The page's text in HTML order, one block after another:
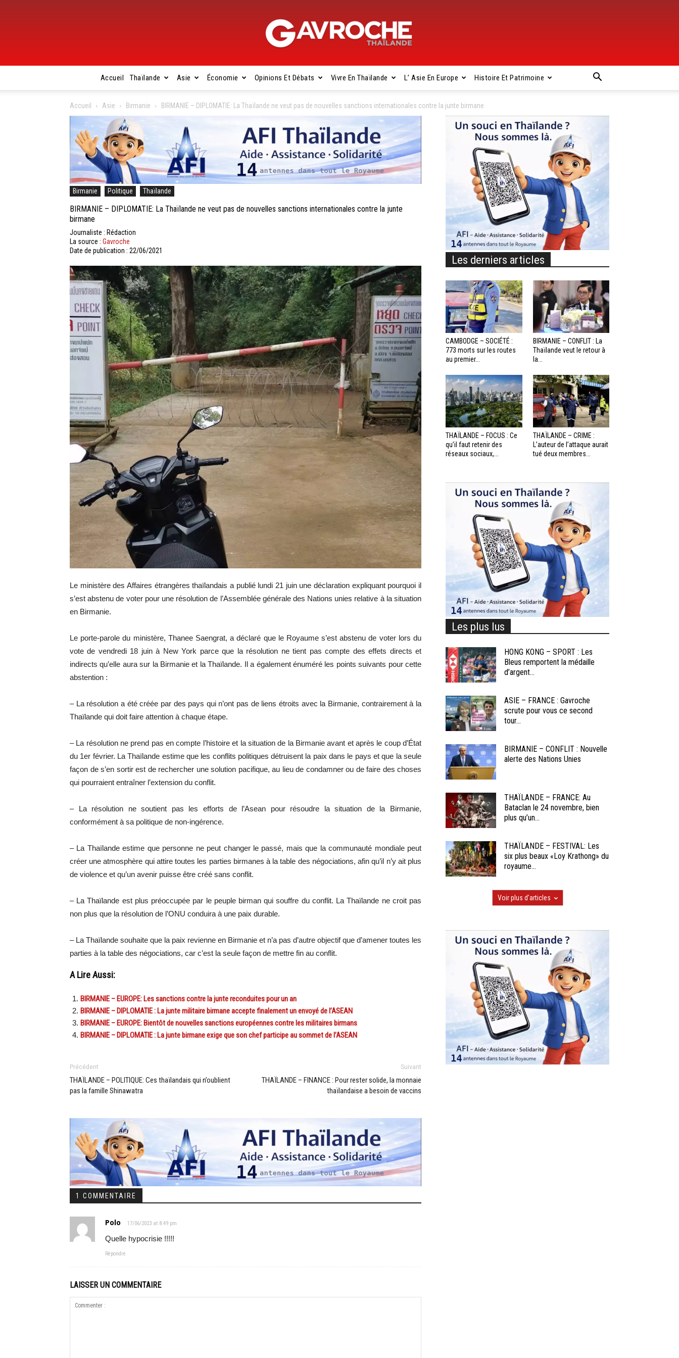
Gavroche
Thaïlande
Accueil Thaïlande Asie Économie Opinions Et Débats Vivre En Thaïlande L’ Asie En Europe Histoire Et Patrimoine
Accueil Asie Birmanie BIRMANIE – DIPLOMATIE: La Thaïlande ne veut pas de nouvelles sanctions internationales contre la junte birmane
Birmanie Politique Thaïlande
BIRMANIE – DIPLOMATIE: La Thaïlande ne veut pas de nouvelles sanctions internationales contre la junte
birmane
Journaliste : Rédaction
La source : Gavroche
Date de publication : 22/06/2021
Le ministère des Affaires étrangères thaïlandais a publié lundi 21 juin une déclaration expliquant pourquoi il
s’est abstenu de voter pour une résolution de l’Assemblée générale des Nations unies relative à la situation
en Birmanie.
Le porte-parole du ministère, Thanee Saengrat, a déclaré que le Royaume s’est abstenu de voter lors du
vote de vendredi 18 juin à New York parce que la résolution ne tient pas compte des effets directs et
indirects qu’elle aura sur la Birmanie et la Thaïlande. Il a également énuméré les points suivants pour cette
abstention :
– La résolution a été créée par des pays qui n’ont pas de liens étroits avec la Birmanie, contrairement à la
Thaïlande qui doit faire attention à chaque étape.
– La résolution ne prend pas en compte l’histoire et la situation de la Birmanie avant et après le coup d’État
du 1er février. La Thaïlande estime que les conflits politiques détruisent la paix dans le pays et que la seule
façon de s’en sortir est de rechercher une solution pacifique, au lieu de condamner ou de faire des choses
qui pourraient entraîner l’extension du conflit.
– La résolution ne soutient pas les efforts de l’Asean pour résoudre la situation de la Birmanie,
conformément à sa politique de non-ingérence.
– La Thaïlande estime que personne ne peut changer le passé, mais que la communauté mondiale peut
créer une atmosphère qui attire toutes les parties birmanes à la table des négociations, afin qu’il n’y ait plus
de violence et qu’un avenir puisse être créé sans conflit.
– La Thaïlande est plus préoccupée par le peuple birman qui souffre du conflit. La Thaïlande ne croit pas
non plus que la résolution de l’ONU conduira à une paix durable.
– La Thaïlande souhaite que la paix revienne en Birmanie et n’a pas d’autre objectif que d’amener toutes les
parties à la table des négociations, car c’est la seule façon de mettre fin au conflit.
A Lire Aussi:
BIRMANIE – EUROPE: Les sanctions contre la junte reconduites pour un an
BIRMANIE – DIPLOMATIE : La junte militaire birmane accepte finalement un envoyé de l’ASEAN
BIRMANIE – EUROPE: Bientôt de nouvelles sanctions européennes contre les militaires birmans
BIRMANIE – DIPLOMATIE : La junte birmane exige que son chef participe au sommet de l’ASEAN
Précédent
THAÏLANDE – POLITIQUE: Ces thaïlandais qui n’oublient
pas la famille Shinawatra
Suivant
THAÏLANDE – FINANCE : Pour rester solide, la monnaie
thaïlandaise a besoin de vaccins
1 COMMENTAIRE
Polo 17/06/2023 at 8:49 pm
Quelle hypocrisie !!!!!
Répondre
LAISSER UN COMMENTAIRE
Les derniers articles
CAMBODGE – SOCIÉTÉ :
773 morts sur les routes
au premier...
BIRMANIE – CONFLIT : La
Thaïlande veut le retour à
la...
THAÏLANDE – FOCUS : Ce
qu’il faut retenir des
réseaux sociaux,...
THAÏLANDE – CRIME :
L’auteur de l’attaque aurait
tué deux membres...
Les plus lus
HONG KONG – SPORT : Les
Bleus remportent la médaille
d’argent...
ASIE – FRANCE : Gavroche
scrute pour vous ce second
tour...
BIRMANIE – CONFLIT : Nouvelle
alerte des Nations Unies
THAÏLANDE – FRANCE: Au
Bataclan le 24 novembre, bien
plus qu’un...
THAÏLANDE – FESTIVAL: Les
six plus beaux «Loy Krathong» du
royaume...
Voir plus d'articles